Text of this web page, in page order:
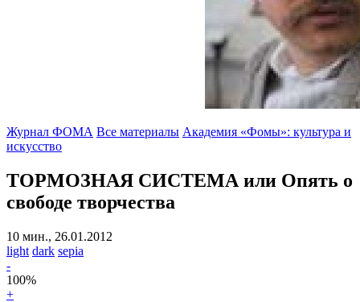
Журнал ФОМА Все материалы Академия «Фомы»: культура и
искусство
ТОРМОЗНАЯ СИСТЕМА или Опять о
свободе творчества
10 мин., 26.01.2012
light dark sepia
-
100%
+